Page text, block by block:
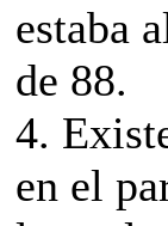
estaba
de 88.
4.
en el